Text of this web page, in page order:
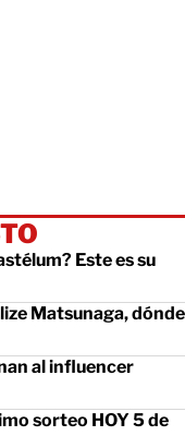
Este es su
Matsunaga, dónde
al influencer
sorteo HOY 5 de